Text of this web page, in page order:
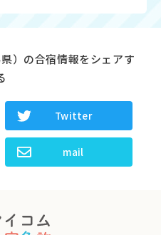
）の合宿情報をシェアす
Twitter
mail